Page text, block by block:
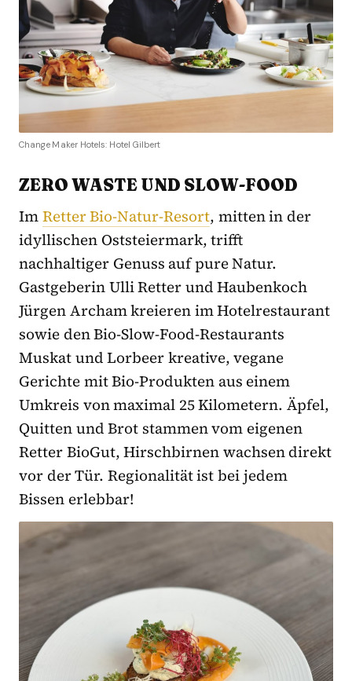
Change Maker Hotels: Hotel Gilbert
ZERO WASTE UND SLOW-FOOD
ImRetter Bio-Natur-Resort, mitten in der
idyllischen Oststeiermark, trifft
nachhaltiger Genuss auf pure Natur.
Gastgeberin Ulli Retter und Haubenkoch
Jürgen Archam kreieren im Hotelrestaurant
sowie den Bio-Slow-Food-Restaurants
Muskat und Lorbeer kreative, vegane
Gerichte mit Bio-Produkten aus einem
Umkreis von maximal 25 Kilometern. Äpfel,
Quitten und Brot stammen vom eigenen
Retter BioGut, Hirschbirnen wachsen direkt
vor der Tür. Regionalität ist bei jedem
Bissen erlebbar!